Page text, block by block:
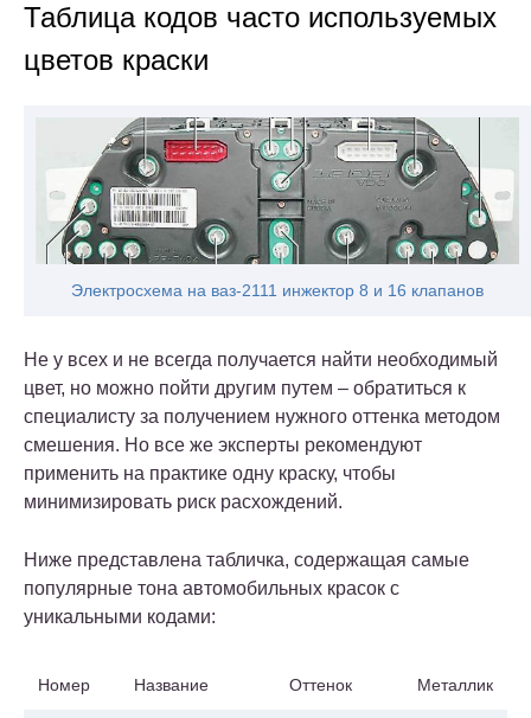
Таблица кодов часто используемых
цветов краски
Электросхема на ваз-2111 инжектор 8 и 16 клапанов
Не у всех и не всегда получается найти необходимый
цвет, но можно пойти другим путем – обратиться к
специалисту за получением нужного оттенка методом
смешения. Но все же эксперты рекомендуют
применить на практике одну краску, чтобы
минимизировать риск расхождений.
Ниже представлена табличка, содержащая самые
популярные тона автомобильных красок с
уникальными кодами:
Номер Название Оттенок Металлик